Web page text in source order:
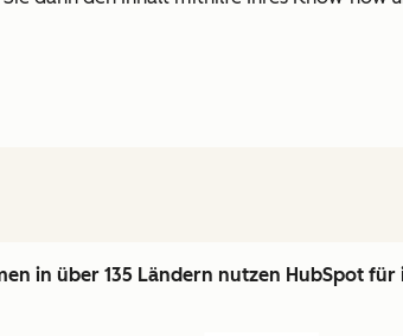
in über 135 Ländern nutzen HubSpot für